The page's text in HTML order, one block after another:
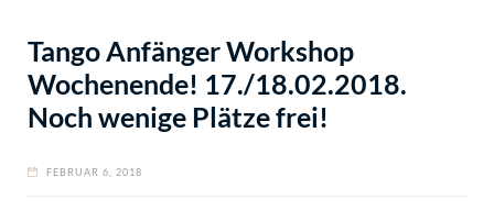
Tango Anfänger Workshop
Wochenende! 17./18.02.2018.
Noch wenige Plätze frei!
FEBRUAR 6, 2018